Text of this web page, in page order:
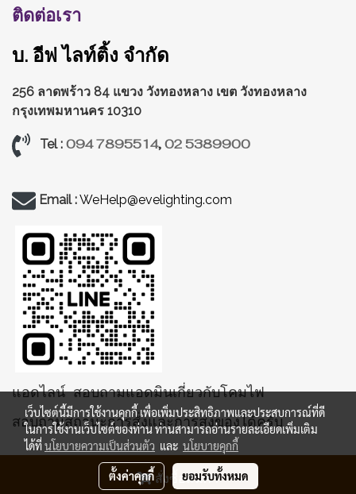
สั่งซื้อสินค้า
ติดต่อเรา
บ. อีฟ ไลท์ติ้ง จำกัด
256 ลาดพร้าว 84 แขวง วังทองหลาง เขต วังทองหลาง
กรุงเทพมหานคร 10310
Tel : 094 7895514,02 5389900
Email :WeHelp@evelighting.com
แอดไลน์ สอบถามแอดมินเกี่ยวกับโคมไฟ
สอบถามสถานะการสั่งและการส่งของได้ครับ
เว็บไซต์นี้มีการใช้งานคุกกี้ เพื่อเพิ่มประสิทธิภาพและประสบการณ์ที่ดี
ในการใช้งานเว็บไซต์ของท่าน ท่านสามารถอ่านรายละเอียดเพิ่มเติม
ได้ที่นโยบายความเป็นส่วนตัว และ นโยบายคุกกี้
ตั้งค่าคุกกี้ ยอมรับทั้งหมด